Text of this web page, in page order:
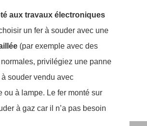
aux travaux électroniques
un fer à souder avec une
(par exemple avec des
privilégiez une panne
à souder vendu avec
ou à lampe. Le fer monté sur
à gaz car il n’a pas besoin